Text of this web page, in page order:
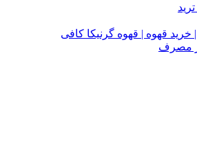
خرید قهوه | قهوه گرنیکا کافی
مصرف